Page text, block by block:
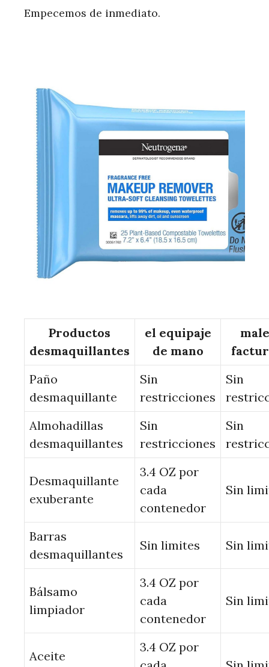
Empecemos de inmediato.
Productos
desmaquillantes
el equipaje
de mano
Paño
desmaquillante
Sin
restricciones
Sin
Almohadillas
desmaquillantes
Sin
restricciones
Sin
Desmaquillante
exuberante
3.4 OZ por
cada
contenedor
Sin
Barras
desmaquillantes
Sin limites Sin
Bálsamo
limpiador
3.4 OZ por
cada
contenedor
Sin
Aceite
3.4 OZ por